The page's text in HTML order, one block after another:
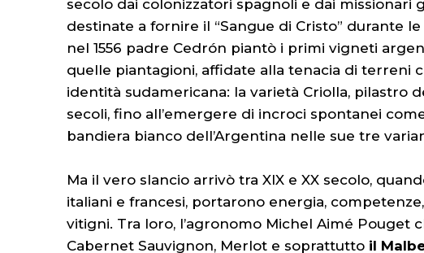
secolo dai colonizzatori spagnoli e dai missionari
destinate a fornire il “Sangue di Cristo” durante
nel 1556 padre Cedrón piantò i primi vigneti
quelle piantagioni, affidate alla tenacia di terreni
identità sudamericana: la varietà Criolla, pilastro
secoli, fino all’emergere di incroci spontanei
bandiera bianco dell’Argentina nelle sue tre
Ma il vero slancio arrivò tra XIX e XX secolo,
italiani e francesi, portarono energia,
vitigni. Tra loro, l’agronomo Michel Aimé Pouget
Cabernet Sauvignon, Merlot e soprattutto il